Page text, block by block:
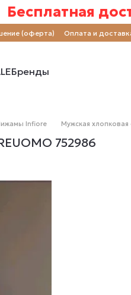
Бесплатная
(оферта) Оплата и
Бренды
Infiore Мужская хлопковая
752986